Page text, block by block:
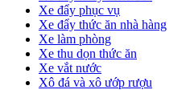
Xe đẩy phục vụ
Xe đẩy thức ăn nhà hàng
Xe làm phòng
Xe thu dọn thức ăn
Xe vắt nước
Xô đá và xô ướp rượu